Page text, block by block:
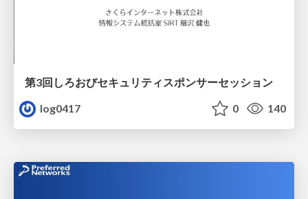
第3回しろおびセキュリティスポンサーセッション
log0417
0 140